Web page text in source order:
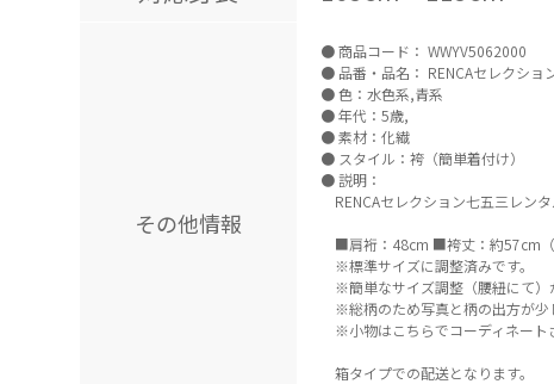
その他情報
商品コード： WWYV5062000
品番・品名： RENCAセレクシ
色：水色系,青系
年代：5歳,
素材：化繊
スタイル：袴（簡単着付け）
説明：
RENCAセレクション七五三レン
■肩裄：48cm ■袴丈：約57cm（
※標準サイズに調整済みです。
※簡単なサイズ調整（腰紐にて）
※総柄のため写真と柄の出方が少
※小物はこちらでコーディネート
箱タイプでの配送となります。